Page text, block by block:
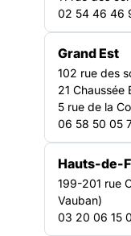
Adhérer à la
Agissez
nos
02 54 46 46
Grand Est
102 rue des
21 Chaussée
5 rue de la
06 58 50 05
Hauts-de-
199-201 rue
Vauban)
03 20 06 15